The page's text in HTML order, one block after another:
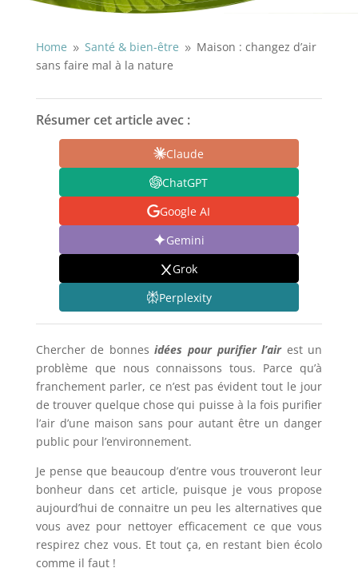
Home 9 Santé & bien-être 9 Maison : changez d’air
sans faire mal à la nature
Résumer cet article avec :
Claude
ChatGPT
Google AI
Gemini
Grok
Perplexity
Chercher de bonnesidées pour purifier l’airest un
problème que nous connaissons tous. Parce qu’à
franchement parler, ce n’est pas évident tout le jour
de trouver quelque chose qui puisse à la fois purifier
l’air d’une maison sans pour autant être un danger
public pour l’environnement.
Je pense que beaucoup d’entre vous trouveront leur
bonheur dans cet article, puisque je vous propose
aujourd’hui de connaitre un peu les alternatives que
vous avez pour nettoyer efficacement ce que vous
respirez chez vous. Et tout ça, en restant bien écolo
comme il faut !